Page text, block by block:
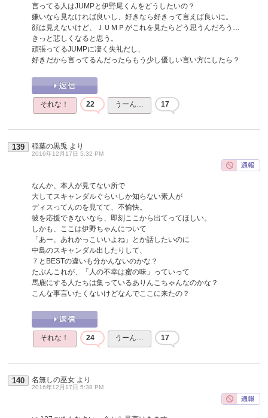
言ってる人はJUMPと伊野尾くんをどうしたいの？
嫌いなら見なければ良いし、好きなら好きって言えば良いに。
顔は見えないけど、ＪＵＭＰがこれを見たらどう思うんだろう…
きっと悲しくなると思う。
頑張ってるJUMPに凄く失礼だし、
好きだから言ってるんだったらもう少し優しい言い方にしたら？
それな！ 22 うーん… 17
139 稲葉の黒兎 より
2016年12月17日 5:32 PM
なんか、本人が見てない所で
大してスキャンダルぐらいしか知らない素人が
ディスってんのを見てて、不愉快。
彼を応援できないなら、即刻ここから出てってほしい。
しかも、ここは伊野ちゃんについて
「あー、あれかっこいいよね」とか話したいのに
中島のスキャンダル出したりして、
７とBESTの違いも分かんないのかな？
たぶんこれが、「人の不幸は蜜の味」っていって
馬鹿にする人たちは集っているありんこちゃんなのかな？
こんな事言いたくないけどなんでここに来たの？
それな！ 24 うーん… 17
140 名無しの巫女 より
2016年12月17日 5:38 PM